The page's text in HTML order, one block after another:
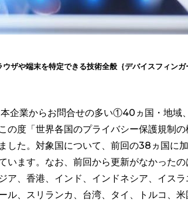
ザや端末を特定できる技術全般｛デバイスフィン
企業からお問合せの多い①40ヵ国・地域
の度「世界各国のプライバシー保護規制
した。対象国について、前回の38ヵ国に
います。なお、前回から更新がなかった
ア、香港、インド、インドネシア、イス
ル、スリランカ、台湾、タイ、トルコ、